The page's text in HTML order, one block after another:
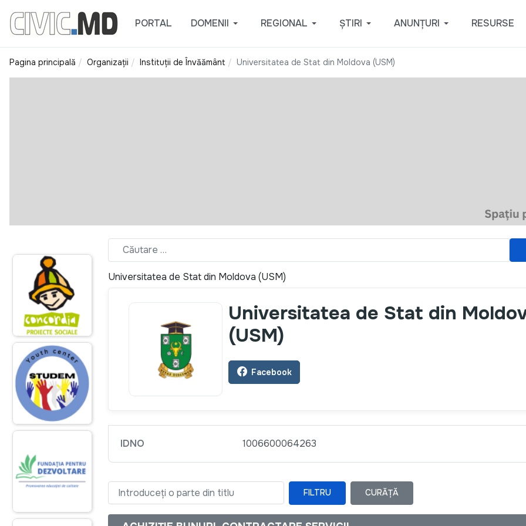
PORTAL DOMENII REGIONAL ȘTIRI ANUNȚURI RESURSE
Pagina principală Organizații Instituții de Învățământ Universitatea de Stat din Moldova (USM)
Universitatea de Stat din Moldova (USM)
Universitatea de Stat din
(USM)
Facebook
IDNO 1006600064263
Introduceți o parte din titlu FILTRU CURĂȚĂ